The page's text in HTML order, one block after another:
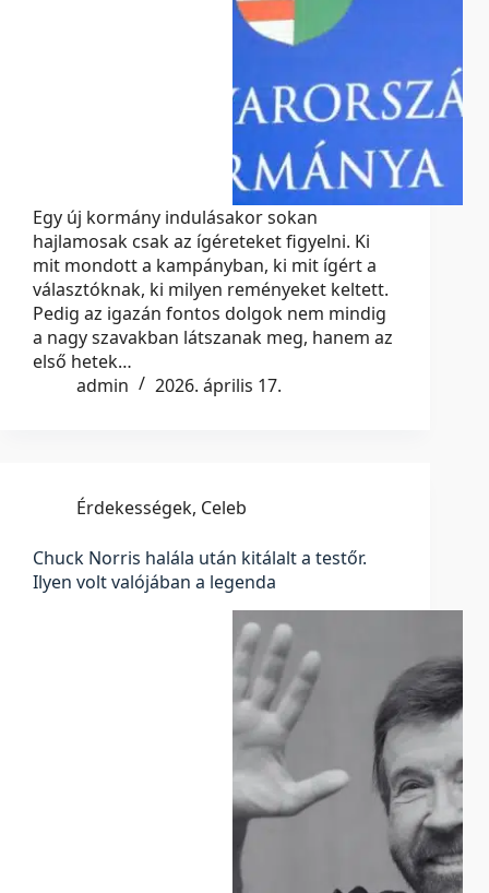
Egy új kormány indulásakor sokan
hajlamosak csak az ígéreteket figyelni. Ki
mit mondott a kampányban, ki mit ígért a
választóknak, ki milyen reményeket keltett.
Pedig az igazán fontos dolgok nem mindig
a nagy szavakban látszanak meg, hanem az
első hetek…
admin
2026. április 17.
Érdekességek, Celeb
Chuck Norris halála után kitálalt a testőr.
Ilyen volt valójában a legenda